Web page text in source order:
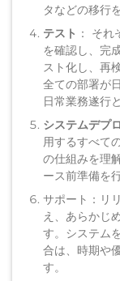
タなどの移行
テスト ： そ
を確認し、完
スト化し、再
全ての部署が
日常業務遂行
システムデプ
用するすべて
の仕組みを理
ース前準備を
サポート：リ
え、あらかじ
す。システム
合は、時期や
す。